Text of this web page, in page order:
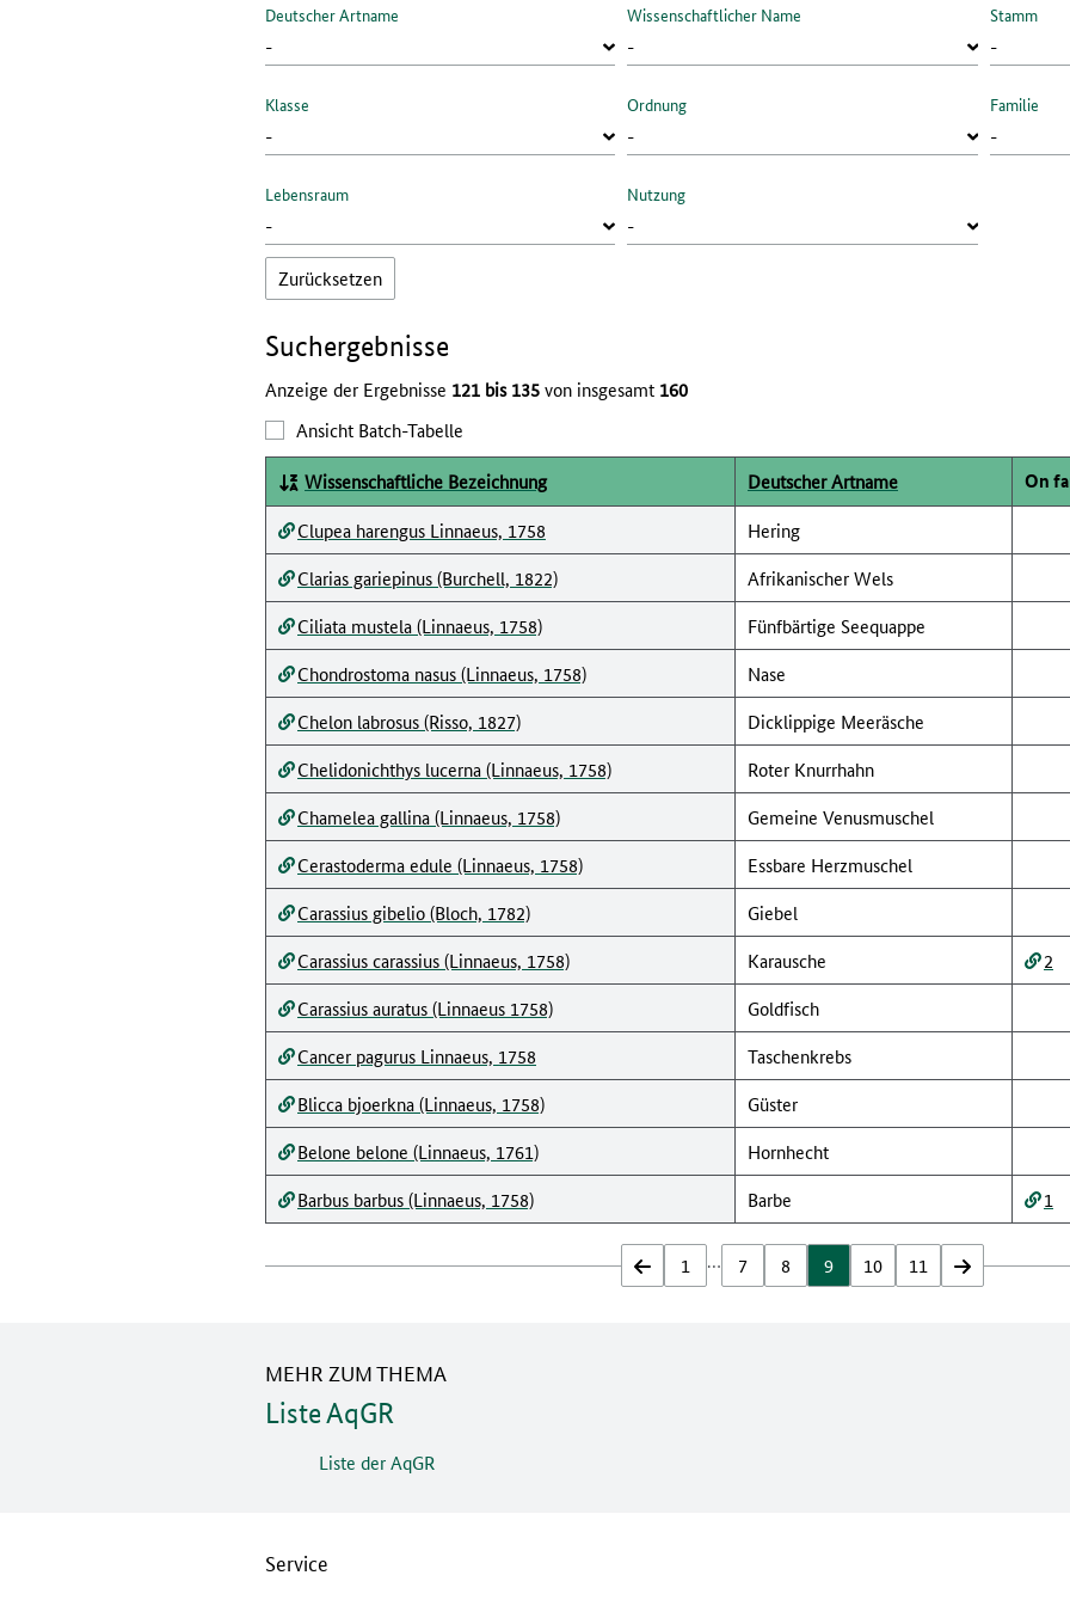
Deutscher Artname Wissenschaftlicher Name Stamm
Klasse Ordnung Familie
Lebensraum Nutzung
Zurücksetzen
Such­ergebnisse
Anzeige der Ergebnisse 121 bis 135von insgesamt 160
Ansicht Batch-Tabelle
Wissenschaftliche Bezeichnung Deutscher Artname On
Clupea harengus Linnaeus, 1758
Hering
Clarias gariepinus (Burchell, 1822)
Afrikanischer Wels
Ciliata mustela (Linnaeus, 1758)
Fünfbärtige Seequappe
Chondrostoma nasus (Linnaeus, 1758)
Nase
Chelon labrosus (Risso, 1827)
Dicklippige Meeräsche
Chelidonichthys lucerna (Linnaeus, 1758)
Roter Knurrhahn
Chamelea gallina (Linnaeus, 1758)
Gemeine Venusmuschel
Cerastoderma edule (Linnaeus, 1758)
Essbare Herzmuschel
Carassius gibelio (Bloch, 1782)
Giebel
Carassius carassius (Linnaeus, 1758)
Karausche
2
Carassius auratus (Linnaeus 1758)
Goldfisch
Cancer pagurus Linnaeus, 1758
Taschenkrebs
Blicca bjoerkna (Linnaeus, 1758)
Güster
Belone belone (Linnaeus, 1761)
Hornhecht
Barbus barbus (Linnaeus, 1758)
Barbe 1
zurück
1 … 7 8 9 10 11 vor
MEHR ZUM THEMA
Liste AqGR
Liste der AqGR
Service